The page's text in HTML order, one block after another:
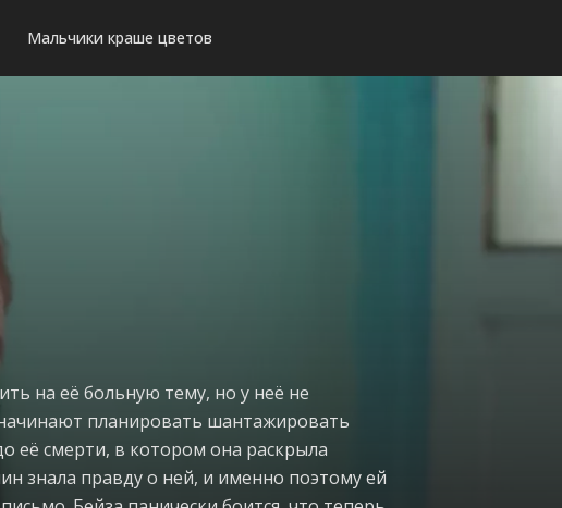
Мальчики краше цветов
на её больную тему, но у неё не
планировать шантажировать
её смерти, в котором она раскрыла
знала правду о ней, и именно поэтому ей